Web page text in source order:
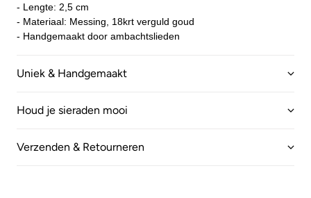
- Lengte: 2,5 cm
- Materiaal: Messing, 18krt verguld goud
- Handgemaakt door ambachtslieden
Uniek & Handgemaakt
Houd je sieraden mooi
Verzenden & Retourneren